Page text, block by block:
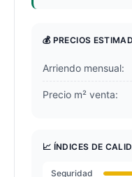
💰 PRECIOS
Arriendo mensual:
Precio m² venta:
📈 ÍNDICES DE
Seguridad